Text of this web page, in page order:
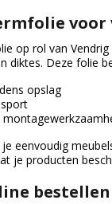
op rol van
diktes. Deze folie
opslag
eenvoudig
je producten
bestellen